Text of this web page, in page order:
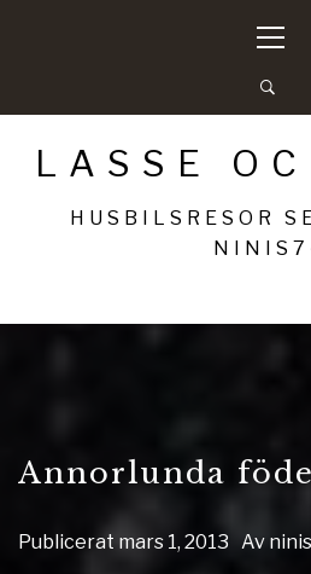
meny
LASSE
HUSBILSRESOR
Annorlunda
Publicerat mars 1, 2013 Av